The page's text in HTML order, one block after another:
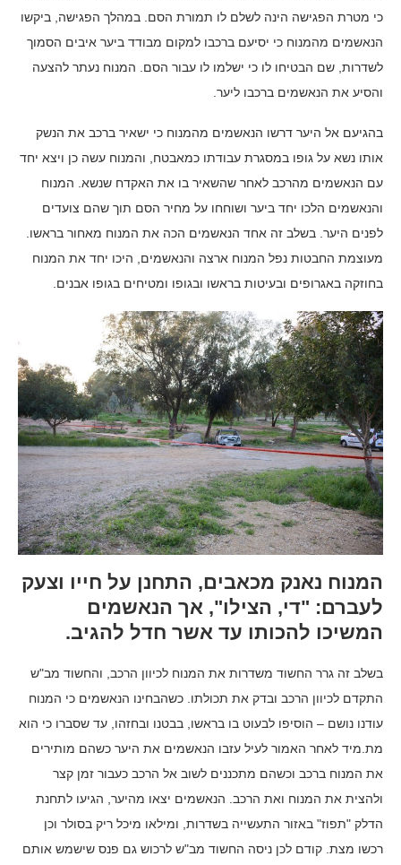
כי מטרת הפגישה הינה לשלם לו תמורת הסם. במהלך הפגישה, ביקשו
הנאשמים מהמנוח כי יסיעם ברכבו למקום מבודד ביער איבים הסמוך
לשדרות, שם הבטיחו לו כי ישלמו לו עבור הסם. המנוח נעתר להצעה
והסיע את הנאשמים ברכבו ליער.
בהגיעם אל היער דרשו הנאשמים מהמנוח כי ישאיר ברכב את הנשק
אותו נשא על גופו במסגרת עבודתו כמאבטח, והמנוח עשה כן ויצא יחד
עם הנאשמים מהרכב לאחר שהשאיר בו את האקדח שנשא. המנוח
והנאשמים הלכו יחד ביער ושוחחו על מחיר הסם תוך שהם צועדים
לפנים היער. בשלב זה אחד הנאשמים הכה את המנוח מאחור בראשו.
מעוצמת החבטות נפל המנוח ארצה והנאשמים, היכו יחד את המנוח
בחוזקה באגרופים ובעיטות בראשו ובגופו ומטיחים בגופו אבנים.
המנוח נאנק מכאבים, התחנן על חייו וצעק
לעברם: "די, הצילו", אך הנאשמים
המשיכו להכותו עד אשר חדל להגיב.
בשלב זה גרר החשוד משדרות את המנוח לכיוון הרכב, והחשוד מב"ש
התקדם לכיוון הרכב ובדק את תכולתו. כשהבחינו הנאשמים כי המנוח
עודנו נושם – הוסיפו לבעוט בו בראשו, בבטנו ובחזהו, עד שסברו כי הוא
מת.מיד לאחר האמור לעיל עזבו הנאשמים את היער כשהם מותירים
את המנוח ברכב וכשהם מתכננים לשוב אל הרכב כעבור זמן קצר
ולהצית את המנוח ואת הרכב. הנאשמים יצאו מהיער, הגיעו לתחנת
הדלק "תפוז" באזור התעשייה בשדרות, ומילאו מיכל ריק בסולר וכן
רכשו מצת. קודם לכן ניסה החשוד מב"ש לרכוש גם פנס שישמש אותם